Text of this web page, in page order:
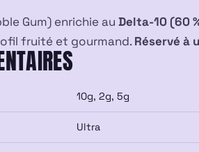
Gum) enrichie au Delta-10 (60
fruité et gourmand.Réservé à
10g, 2g, 5g
Ultra